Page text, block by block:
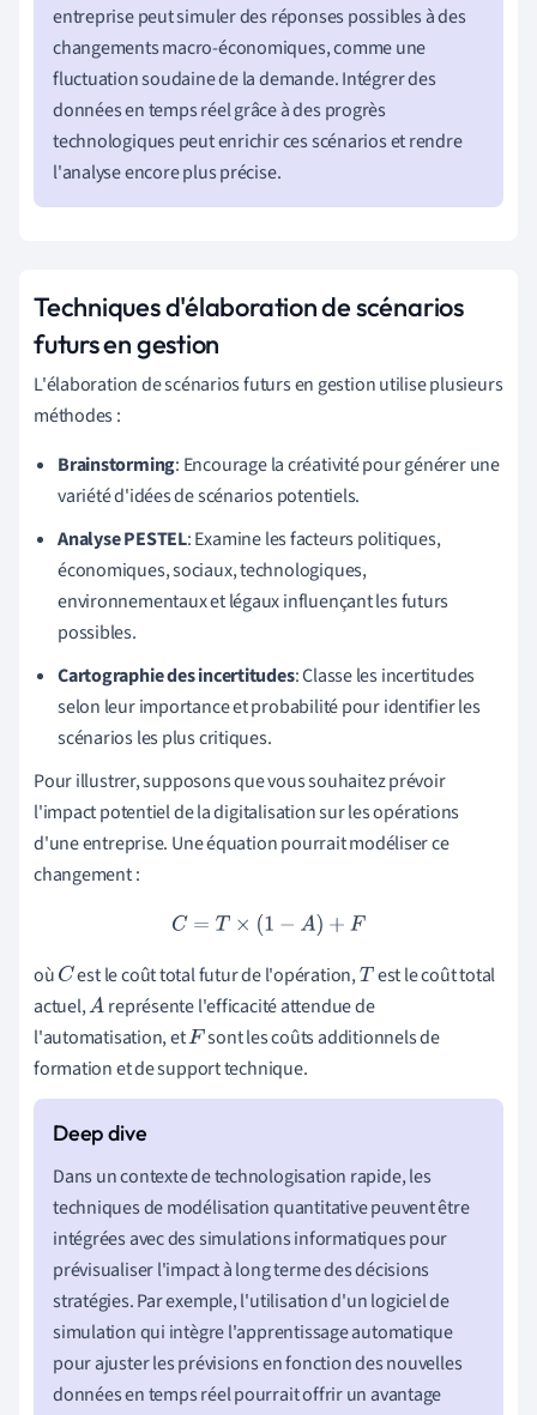
entreprise peut simuler des réponses possibles à des
changements macro-économiques, comme une
fluctuation soudaine de la demande. Intégrer des
données en temps réel grâce à des progrès
technologiques peut enrichir ces scénarios et rendre
l'analyse encore plus précise.
Techniques d'élaboration de scénarios
futurs en gestion
L'élaboration de scénarios futurs en gestion utilise plusieurs
méthodes :
Brainstorming: Encourage la créativité pour générer une
variété d'idées de scénarios potentiels.
Analyse PESTEL: Examine les facteurs politiques,
économiques, sociaux, technologiques,
environnementaux et légaux influençant les futurs
possibles.
Cartographie des incertitudes: Classe les incertitudes
selon leur importance et probabilité pour identifier les
scénarios les plus critiques.
Pour illustrer, supposons que vous souhaitez prévoir
l'impact potentiel de la digitalisation sur les opérations
d'une entreprise. Une équation pourrait modéliser ce
changement :
C=T ×(1 −A) +F
oùC est le coût total futur de l'opération,T est le coût total
actuel,A représente l'efficacité attendue de
l'automatisation, etF sont les coûts additionnels de
formation et de support technique.
Dans un contexte de technologisation rapide, les
techniques de modélisation quantitative peuvent être
intégrées avec des simulations informatiques pour
prévisualiser l'impact à long terme des décisions
stratégies. Par exemple, l'utilisation d'un logiciel de
simulation qui intègre l'apprentissage automatique
pour ajuster les prévisions en fonction des nouvelles
données en temps réel pourrait offrir un avantage